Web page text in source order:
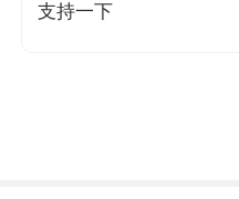
支持一下